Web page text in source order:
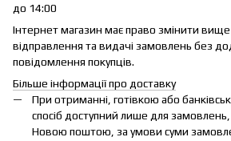
до 14:00
Інтернет магазин має право змінити
відправлення та видачі замовлень без
повідомлення покупців.
Більше інформації про доставку
При отриманні, готівкою або
спосіб доступний лише для замовлень,
Новою поштою, за умови суми